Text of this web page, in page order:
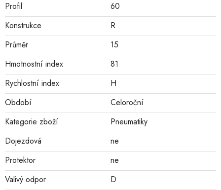
Profil
60
Konstrukce
R
Průměr
15
Hmotnostní index
81
Rychlostní index
H
Období
Celoroční
Kategorie zboží
Pneumatiky
Dojezdová
ne
Protektor
ne
Valivý odpor
D